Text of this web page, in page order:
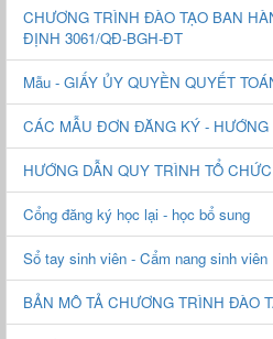
CHƯƠNG TRÌNH ĐÀO TẠO BAN
ĐỊNH 3061/QĐ-BGH-ĐT
Mẫu - GIẤY ỦY QUYỀN QUYẾT
CÁC MẪU ĐƠN ĐĂNG KÝ - HƯỚNG
HƯỚNG DẪN QUY TRÌNH TỔ
Cổng đăng ký học lại - học bổ sung
Sổ tay sinh viên - Cẩm nang sinh viên
BẢN MÔ TẢ CHƯƠNG TRÌNH ĐÀO